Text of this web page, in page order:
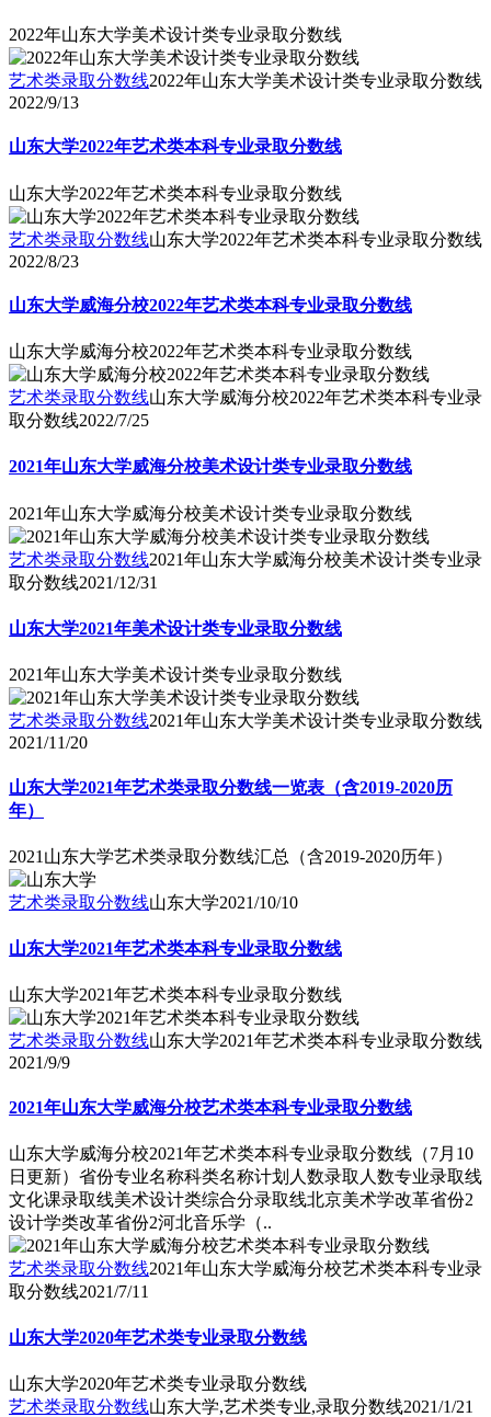
2022年山东大学美术设计类专业录取分数线
艺术类录取分数线2022年山东大学美术设计类专业录取分数线
2022/9/13
山东大学2022年艺术类本科专业录取分数线
山东大学2022年艺术类本科专业录取分数线
艺术类录取分数线山东大学2022年艺术类本科专业录取分数线
2022/8/23
山东大学威海分校2022年艺术类本科专业录取分数线
山东大学威海分校2022年艺术类本科专业录取分数线
艺术类录取分数线山东大学威海分校2022年艺术类本科专业录
取分数线2022/7/25
2021年山东大学威海分校美术设计类专业录取分数线
2021年山东大学威海分校美术设计类专业录取分数线
艺术类录取分数线2021年山东大学威海分校美术设计类专业录
取分数线2021/12/31
山东大学2021年美术设计类专业录取分数线
2021年山东大学美术设计类专业录取分数线
艺术类录取分数线2021年山东大学美术设计类专业录取分数线
2021/11/20
山东大学2021年艺术类录取分数线一览表（含2019-2020历
年）
2021山东大学艺术类录取分数线汇总（含2019-2020历年）
艺术类录取分数线山东大学2021/10/10
山东大学2021年艺术类本科专业录取分数线
山东大学2021年艺术类本科专业录取分数线
艺术类录取分数线山东大学2021年艺术类本科专业录取分数线
2021/9/9
2021年山东大学威海分校艺术类本科专业录取分数线
山东大学威海分校2021年艺术类本科专业录取分数线（7月10
日更新）省份专业名称科类名称计划人数录取人数专业录取线
文化课录取线美术设计类综合分录取线北京美术学改革省份2
设计学类改革省份2河北音乐学（..
艺术类录取分数线2021年山东大学威海分校艺术类本科专业录
取分数线2021/7/11
山东大学2020年艺术类专业录取分数线
山东大学2020年艺术类专业录取分数线
艺术类录取分数线山东大学,艺术类专业,录取分数线2021/1/21